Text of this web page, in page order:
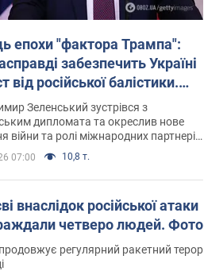
епохи "фактора Трампа":
забезпечить Україні
від російської балістики.
з Безсмертним
Зеленський зустрівся з
дипломата та окреслив нове
війни та ролі міжнародних партнерів
з Росією
07:00 10,8 т.
внаслідок російської атаки
четверо людей. Фото
регулярний ракетний терор